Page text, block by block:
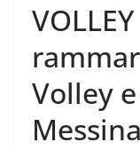
Volley
Messina